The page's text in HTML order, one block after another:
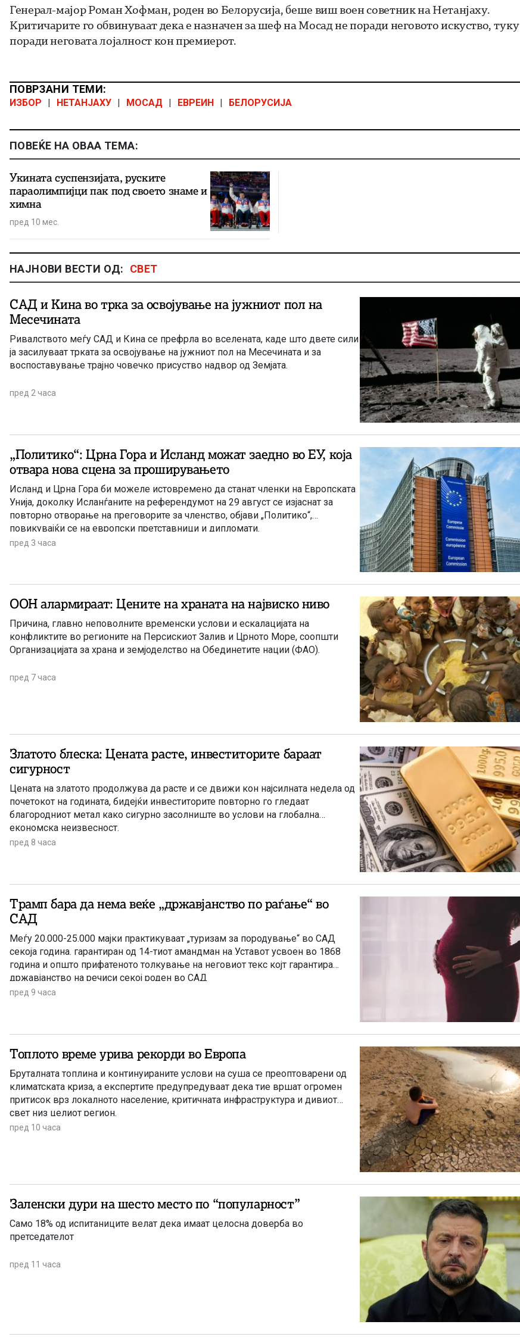
Генерал-мајор Роман Хофман, роден во Белорусија, беше виш воен советник на Нетанјаху.
Критичарите го обвинуваат дека е назначен за шеф на Мосад не поради неговото искуство, туку
поради неговата лојалност кон премиерот.
ПОВРЗАНИ ТЕМИ:
ИЗБОР | НЕТАНЈАХУ | МОСАД | ЕВРЕИН | БЕЛОРУСИЈА
ПОВЕЌЕ НА ОВАА ТЕМА:
Укината суспензијата, руските
параолимпијци пак под своето знаме и
химна
пред 10 мес.
НАЈНОВИ ВЕСТИ ОД: СВЕТ
САД и Кина во трка за освојување на јужниот пол на
Месечината
Ривалството меѓу САД и Кина се префрла во вселената, каде што двете сили
ја засилуваат трката за освојување на јужниот пол на Месечината и за
воспоставување трајно човечко присуство надвор од Земјата.
пред 2 часа
„Политико“: Црна Гора и Исланд можат заедно во ЕУ, која
отвара нова сцена за проширувањето
Исланд и Црна Гора би можеле истовремено да станат членки на Европската
Унија, доколку Исланѓаните на референдумот на 29 август се изјаснат за
повторно отворање на преговорите за членство, објави „Политико“,
повикувајќи се на европски претставници и дипломати.
пред 3 часа
ООН алармираат: Цените на храната на највиско ниво
Причина, главно неповолните временски услови и ескалацијата на
конфликтите во регионите на Персискиот Залив и Црното Море, соопшти
Организацијата за храна и земјоделство на Обединетите нации (ФАО).
пред 7 часа
Златото блеска: Цената расте, инвеститорите бараат
сигурност
Цената на златото продолжува да расте и се движи кон најсилната недела од
почетокот на годината, бидејќи инвеститорите повторно го гледаат
благородниот метал како сигурно засолниште во услови на глобална
економска неизвесност.
пред 8 часа
Трамп бара да нема веќе „државјанство по раѓање“ во
САД
Меѓу 20.000-25.000 мајки практикуваат „туризам за породување“ во САД
секоја година. гарантиран од 14-тиот амандман на Уставот усвоен во 1868
година и општо прифатеното толкување на неговиот текс којт гарантира
државјанство на речиси секој роден во САД
пред 9 часа
Топлото време урива рекорди во Европа
Бруталната топлина и континуираните услови на суша се преоптоварени од
климатската криза, а експертите предупредуваат дека тие вршат огромен
притисок врз локалното население, критичната инфраструктура и дивиот
свет низ целиот регион.
пред 10 часа
Заленски дури на шесто место по “популарност”
Само 18% од испитаниците велат дека имаат целосна доверба во
претседателот
пред 11 часа